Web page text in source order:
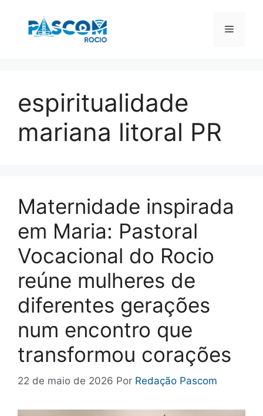
Menu
espiritualidade
mariana litoral PR
Maternidade inspirada
em Maria: Pastoral
Vocacional do Rocio
reúne mulheres de
diferentes gerações
num encontro que
transformou corações
22 de maio de 2026 Por Redação Pascom